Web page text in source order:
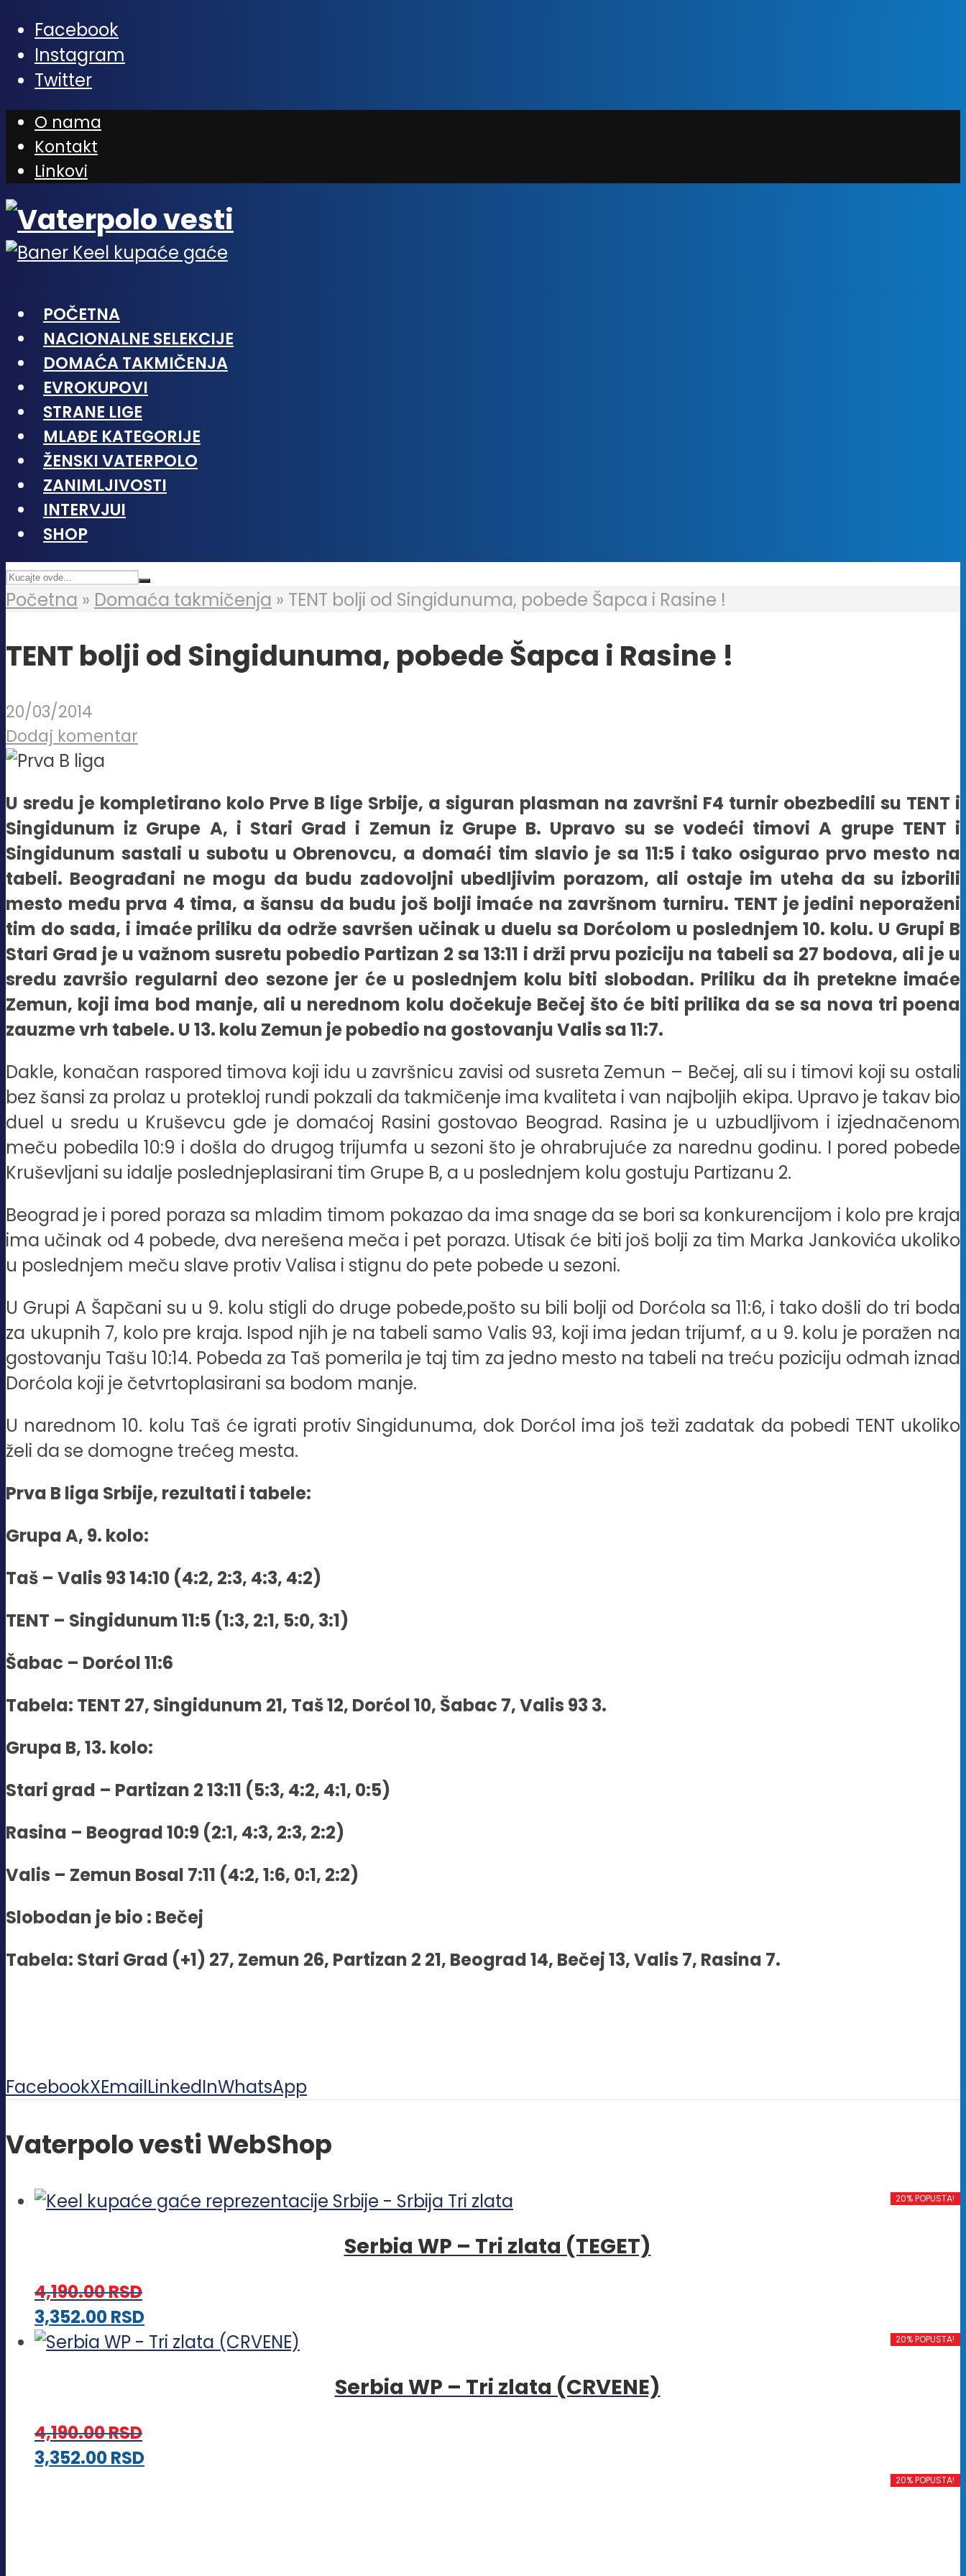
Facebook
Instagram
Twitter
O nama
Kontakt
Linkovi
POČETNA
NACIONALNE SELEKCIJE
DOMAĆA TAKMIČENJA
EVROKUPOVI
STRANE LIGE
MLAĐE KATEGORIJE
ŽENSKI VATERPOLO
ZANIMLJIVOSTI
INTERVJUI
SHOP
Početna » Domaća takmičenja » TENT bolji od Singidunuma, pobede Šapca i Rasine !
TENT bolji od Singidunuma, pobede Šapca i Rasine !
20/03/2014
Dodaj komentar
U sredu je kompletirano kolo Prve B lige Srbije, a siguran plasman na završni F4 turnir obezbedili su TENT i
Singidunum iz Grupe A, i Stari Grad i Zemun iz Grupe B. Upravo su se vodeći timovi A grupe TENT i
Singidunum sastali u subotu u Obrenovcu, a domaći tim slavio je sa 11:5 i tako osigurao prvo mesto na
tabeli. Beograđani ne mogu da budu zadovoljni ubedljivim porazom, ali ostaje im uteha da su izborili
mesto među prva 4 tima, a šansu da budu još bolji imaće na završnom turniru. TENT je jedini neporaženi
tim do sada, i imaće priliku da održe savršen učinak u duelu sa Dorćolom u poslednjem 10. kolu. U Grupi B
Stari Grad je u važnom susretu pobedio Partizan 2 sa 13:11 i drži prvu poziciju na tabeli sa 27 bodova, ali je u
sredu završio regularni deo sezone jer će u poslednjem kolu biti slobodan. Priliku da ih pretekne imaće
Zemun, koji ima bod manje, ali u nerednom kolu dočekuje Bečej što će biti prilika da se sa nova tri poena
zauzme vrh tabele. U 13. kolu Zemun je pobedio na gostovanju Valis sa 11:7.
Dakle, konačan raspored timova koji idu u završnicu zavisi od susreta Zemun – Bečej, ali su i timovi koji su ostali
bez šansi za prolaz u protekloj rundi pokzali da takmičenje ima kvaliteta i van najboljih ekipa. Upravo je takav bio
duel u sredu u Kruševcu gde je domaćoj Rasini gostovao Beograd. Rasina je u uzbudljivom i izjednačenom
meču pobedila 10:9 i došla do drugog trijumfa u sezoni što je ohrabrujuće za narednu godinu. I pored pobede
Kruševljani su idalje poslednjeplasirani tim Grupe B, a u poslednjem kolu gostuju Partizanu 2.
Beograd je i pored poraza sa mladim timom pokazao da ima snage da se bori sa konkurencijom i kolo pre kraja
ima učinak od 4 pobede, dva nerešena meča i pet poraza. Utisak će biti još bolji za tim Marka Jankovića ukoliko
u poslednjem meču slave protiv Valisa i stignu do pete pobede u sezoni.
U Grupi A Šapčani su u 9. kolu stigli do druge pobede,pošto su bili bolji od Dorćola sa 11:6, i tako došli do tri boda
za ukupnih 7, kolo pre kraja. Ispod njih je na tabeli samo Valis 93, koji ima jedan trijumf, a u 9. kolu je poražen na
gostovanju Tašu 10:14. Pobeda za Taš pomerila je taj tim za jedno mesto na tabeli na treću poziciju odmah iznad
Dorćola koji je četvrtoplasirani sa bodom manje.
U narednom 10. kolu Taš će igrati protiv Singidunuma, dok Dorćol ima još teži zadatak da pobedi TENT ukoliko
želi da se domogne trećeg mesta.
Prva B liga Srbije, rezultati i tabele:
Grupa A, 9. kolo:
Taš – Valis 93 14:10 (4:2, 2:3, 4:3, 4:2)
TENT – Singidunum 11:5 (1:3, 2:1, 5:0, 3:1)
Šabac – Dorćol 11:6
Tabela: TENT 27, Singidunum 21, Taš 12, Dorćol 10, Šabac 7, Valis 93 3.
Grupa B, 13. kolo:
Stari grad – Partizan 2 13:11 (5:3, 4:2, 4:1, 0:5)
Rasina – Beograd 10:9 (2:1, 4:3, 2:3, 2:2)
Valis – Zemun Bosal 7:11 (4:2, 1:6, 0:1, 2:2)
Slobodan je bio : Bečej
Tabela: Stari Grad (+1) 27, Zemun 26, Partizan 2 21, Beograd 14, Bečej 13, Valis 7, Rasina 7.
FacebookXEmailLinkedInWhatsApp
Vaterpolo vesti WebShop
20% POPUSTA!
Serbia WP – Tri zlata (TEGET)
4,190.00RSD
3,352.00RSDOvaj
proizvod
mogu
20% POPUSTA!
Serbia WP – Tri zlata (CRVENE)
4,190.00RSD
3,352.00RSDOvaj
20% POPUSTA!